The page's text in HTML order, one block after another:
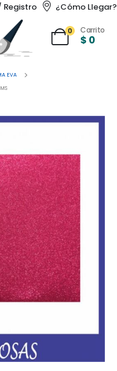
Registro ¿Cómo Llegar?
0 Carrito
$ 0
EVA